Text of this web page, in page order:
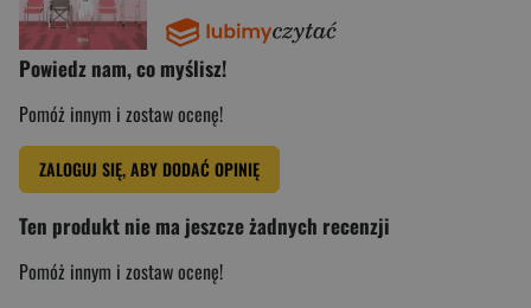
Powiedz nam, co myślisz!
Pomóż innym i zostaw ocenę!
ZALOGUJ SIĘ, ABY DODAĆ OPINIĘ
Ten produkt nie ma jeszcze żadnych recenzji
Pomóż innym i zostaw ocenę!